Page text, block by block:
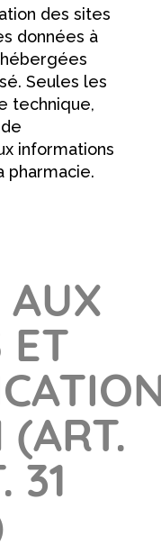
des sites
données à
Seules les
technique,
informations
pharmacie.
ET
(ART.
31